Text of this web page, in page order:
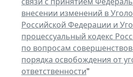
внесении изменений в
Российской Федерации и
процессуальный кодекс
по вопросам
порядка освобождения от
ответственности"